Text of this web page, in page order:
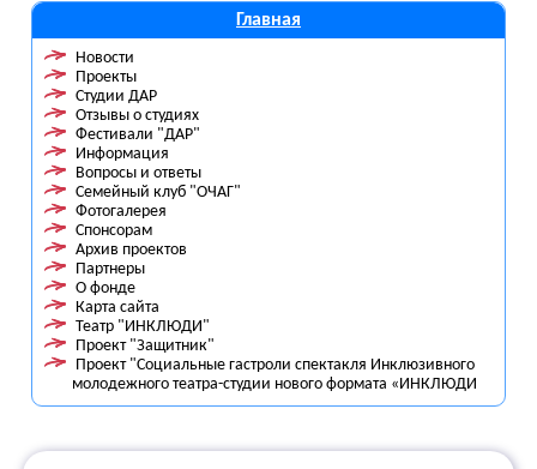
Главная
Новости
Проекты
Студии ДАР
Отзывы о студиях
Фестивали "ДАР"
Информация
Вопросы и ответы
Семейный клуб "ОЧАГ"
Фотогалерея
Спонсорам
Архив проектов
Партнеры
О фонде
Карта сайта
Театр "ИНКЛЮДИ"
Проект "Защитник"
Проект "Социальные гастроли спектакля Инклюзивного
молодежного театра-студии нового формата «ИНКЛЮДИ